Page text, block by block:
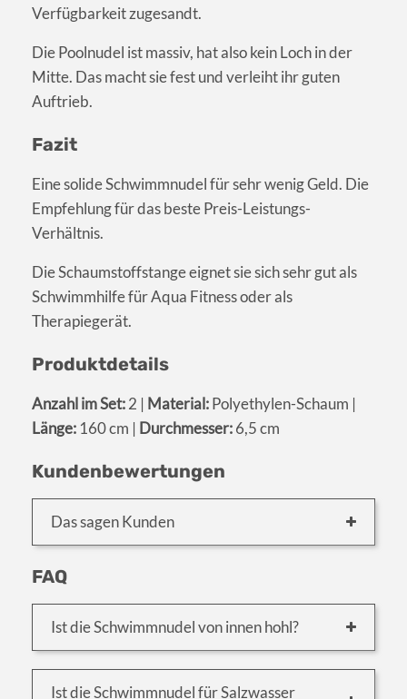
Verfügbarkeit zugesandt.
Die Poolnudel ist massiv, hat also kein Loch in der
Mitte. Das macht sie fest und verleiht ihr guten
Auftrieb.
Fazit
Eine solide Schwimmnudel für sehr wenig Geld. Die
Empfehlung für das beste Preis-Leistungs-
Verhältnis.
Die Schaumstoffstange eignet sie sich sehr gut als
Schwimmhilfe für Aqua Fitness oder als
Therapiegerät.
Produktdetails
Anzahl im Set:2 | Material:Polyethylen-Schaum |
Länge: 160 cm | Durchmesser:6,5 cm
Kundenbewertungen
Das sagen Kunden
FAQ
Ist die Schwimmnudel von innen hohl?
Ist die Schwimmnudel für Salzwasser